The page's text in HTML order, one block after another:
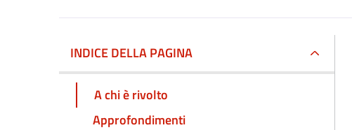
INDICE DELLA PAGINA
A chi è rivolto
Approfondimenti